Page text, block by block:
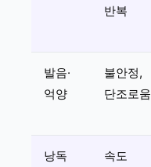
반복
발음·
억양
불안정,
단조로움
낭독
속도